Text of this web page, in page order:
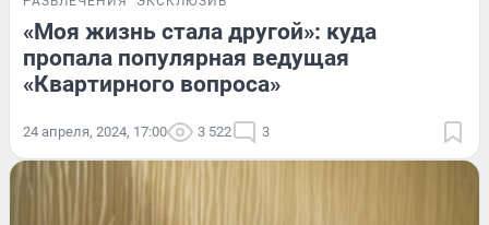
«Моя жизнь стала другой»: куда
пропала популярная ведущая
«Квартирного вопроса»
24 апреля, 2024, 17:00 3 522 3